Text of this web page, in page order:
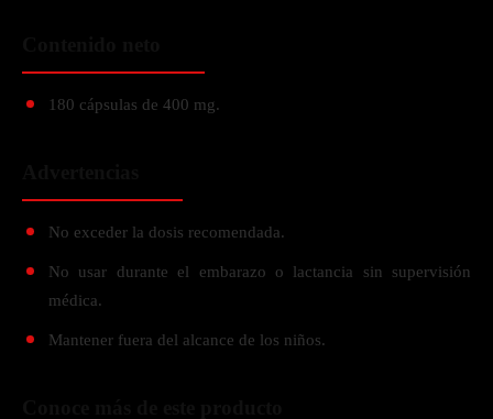
180 cápsulas de 400 mg.
No exceder la dosis recomendada.
No usar durante el embarazo o lactancia sin supervisión
médica.
Mantener fuera del alcance de los niños.